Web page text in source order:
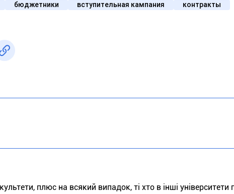
бюджетники вступительная кампания
контракты
плюс на всякий випадок, ті хто в інші університети